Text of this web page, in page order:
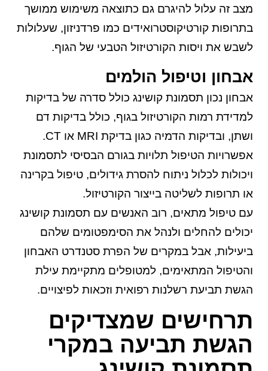
מצב זה עלול להיגרם גם כתוצאה משימוש ממושך
בתרופות קורטיקוסטרואידים כמו פרדניזון, שעלולות
לשבש את ויסות הקורטיזול הטבעי של הגוף.
אבחון וטיפול הולמים
אבחון נכון תסמונת קושינג כולל סדרה של בדיקות
למדידת רמות הקורטיזול בגוף, כולל בדיקות דם
ושתן, ובדיקות הדמיה כגון בדיקת MRI או CT.
אפשרויות הטיפול תלויות בגורם הבסיסי לתסמונת
ויכולות לכלול ניתוח להסרת גידולים, טיפול בקרינה
או תרופות לשליטה בייצור הקורטיזול.
עם טיפול מתאים, רוב האנשים עם תסמונת קושינג
יכולים להחלים ולנהל את הסימפטומים שלהם
ביעילות, אבל במקרים של הפרת סטנדרט האבחון
והטיפול המתאימים, למטופלים מתקיימת עילת
הגשת תביעת רשלנות רפואית וזכאות לפיצויים.
תרחישים שמצדיקים
הגשת תביעה במקרי